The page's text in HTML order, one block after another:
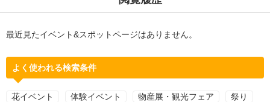
最近見たイベント&スポットページはありません。
よく使われる検索条件
花イベント 体験イベント 物産展・観光フェア 祭り